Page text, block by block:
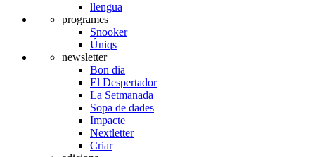
llengua
programes
Snooker
Úniqs
newsletter
Bon dia
El Despertador
La Setmanada
Sopa de dades
Impacte
Nextletter
Criar